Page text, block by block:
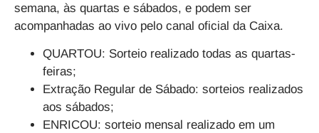
semana, às quartas e sábados, e podem ser
acompanhadas ao vivo pelo canal oficial da Caixa.
QUARTOU: Sorteio realizado todas as quartas-
feiras;
Extração Regular de Sábado: sorteios realizados
aos sábados;
ENRICOU: sorteio mensal realizado em um